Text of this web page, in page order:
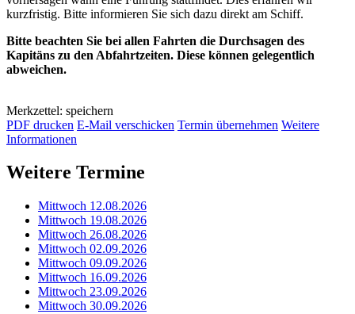
kurzfristig. Bitte informieren Sie sich dazu direkt am Schiff.
Bitte beachten Sie bei allen Fahrten die Durchsagen des
Kapitäns zu den Abfahrtzeiten. Diese können gelegentlich
abweichen.
Merkzettel: speichern
PDF drucken E-Mail verschicken Termin übernehmen Weitere
Informationen
Weitere Termine
Mittwoch 12.08.2026
Mittwoch 19.08.2026
Mittwoch 26.08.2026
Mittwoch 02.09.2026
Mittwoch 09.09.2026
Mittwoch 16.09.2026
Mittwoch 23.09.2026
Mittwoch 30.09.2026